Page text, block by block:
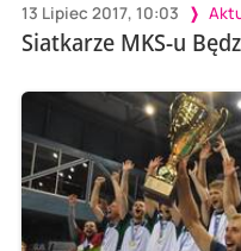
13 Lipiec 2017, 10:03
Siatkarze MKS-u